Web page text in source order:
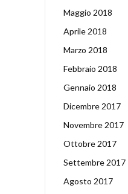
Maggio 2018
Aprile 2018
Marzo 2018
Febbraio 2018
Gennaio 2018
Dicembre 2017
Novembre 2017
Ottobre 2017
Settembre 2017
Agosto 2017